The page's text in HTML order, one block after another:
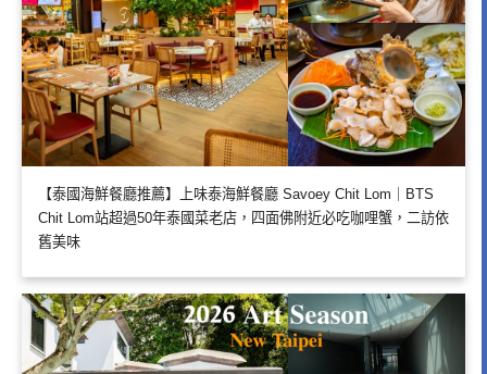
【泰國海鮮餐廳推薦】上味泰海鮮餐廳 Savoey Chit Lom｜BTS
Chit Lom站超過50年泰國菜老店，四面佛附近必吃咖哩蟹，二訪依
舊美味